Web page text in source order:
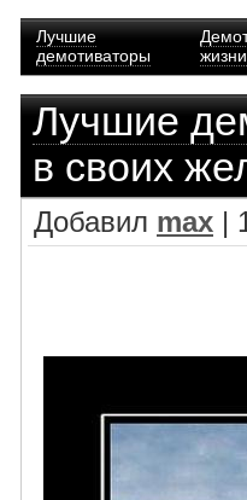
Лучшие
демотиваторы
жизни
Лучшие
в своих
Добавил max |